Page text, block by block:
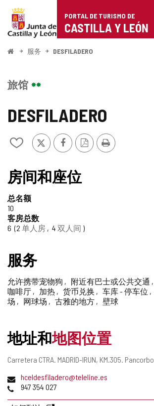
Portal
de
Turismo
Castilla
León
PORTAL DE TURISMO DE
CASTILLA Y LEÓN
开
服务 DESFILADERO
DESFILADERO
从
笔
记
中
加/
删
推
特
FacebookPDF
版
打
印
旅馆
房间和座位
总名额
10
客房总数
6 2 单人房 4 双人间
服务
允许携带宠物狗 附近有巴士或公共交通
咖啡厅
加热 货币兑换 车库 - 停车位
场
网球场 古雅的地方 壁球
地址和地图位置
邮
地
址
Carretera CTRA. MADRID-IRUN, KM.305. Pancorbo.
电
子
hceldesfiladero@teleline.es
电
947 354 027